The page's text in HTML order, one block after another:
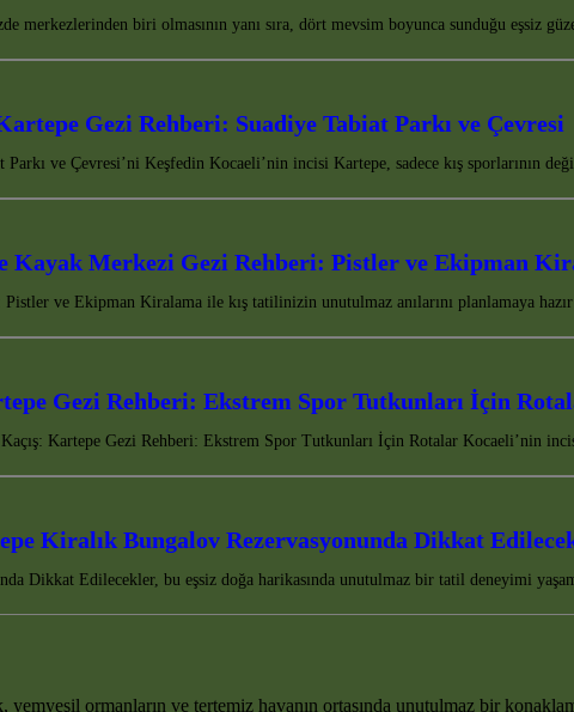
merkezlerinden biri olmasının yanı sıra, dört mevsim boyunca sunduğu eşsiz
Gezi Rehberi: Suadiye Tabiat Parkı ve Çevresi
ve Çevresi’ni Keşfedin Kocaeli’nin incisi Kartepe, sadece kış sporlarının
Kayak Merkezi Gezi Rehberi: Pistler ve Ekipman
ve Ekipman Kiralama ile kış tatilinizin unutulmaz anılarını planlamaya
Gezi Rehberi: Ekstrem Spor Tutkunları İçin
Kartepe Gezi Rehberi: Ekstrem Spor Tutkunları İçin Rotalar Kocaeli’nin
Kiralık Bungalov Rezervasyonunda Dikkat
Dikkat Edilecekler, bu eşsiz doğa harikasında unutulmaz bir tatil deneyimi
ormanların ve tertemiz havanın ortasında unutulmaz bir